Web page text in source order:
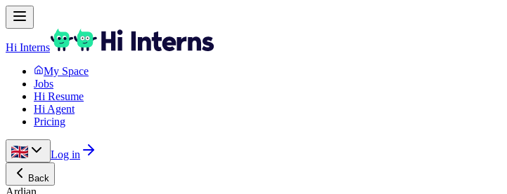
Hi Interns
My Space
Jobs
Hi Resume
Hi Agent
Pricing
Log in
Back
Ardian